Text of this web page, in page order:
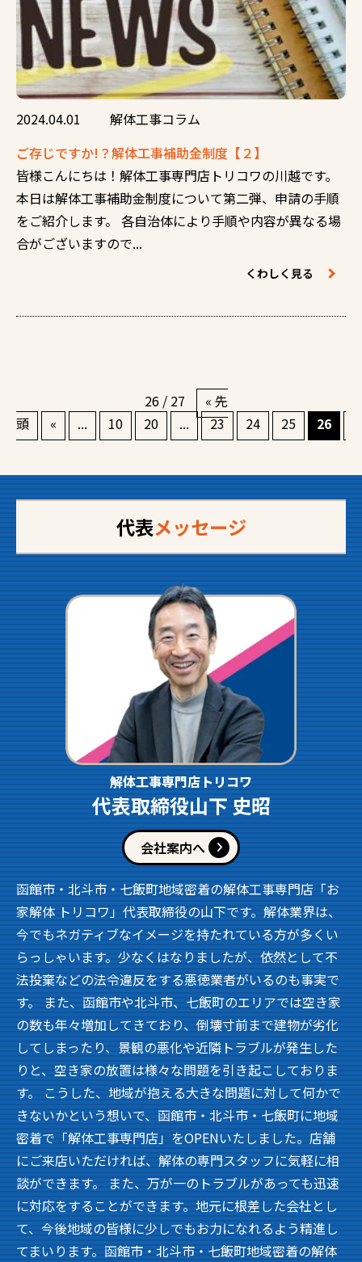
2024.04.01
解体工事コラム
ご存じですか!？解体工事補助金制度【２】
皆様こんにちは！解体工事専門店トリコワの川越です。
本日は解体工事補助金制度について第二弾、申請の手順
をご紹介します。 各自治体により手順や内容が異なる場
合がございますので...
くわしく見る
26 / 27
« 先
頭
« ... 10 20 ... 23 24 25 26
代表メッセージ
函館市・北斗市・七飯町地域密着の解体工事専門店「お
家解体 トリコワ」代表取締役の山下です。解体業界は、
今でもネガティブなイメージを持たれている方が多くい
らっしゃいます。少なくはなりましたが、依然として不
法投棄などの法令違反をする悪徳業者がいるのも事実で
す。 また、函館市や北斗市、七飯町のエリアでは空き家
の数も年々増加してきており、倒壊寸前まで建物が劣化
してしまったり、景観の悪化や近隣トラブルが発生した
りと、空き家の放置は様々な問題を引き起こしておりま
す。 こうした、地域が抱える大きな問題に対して何かで
きないかという想いで、函館市・北斗市・七飯町に地域
密着で「解体工事専門店」をOPENいたしました。店舗
にご来店いただければ、解体の専門スタッフに気軽に相
談ができます。 また、万が一のトラブルがあっても迅速
に対応をすることができます。地元に根差した会社とし
て、今後地域の皆様に少しでもお力になれるよう精進し
てまいります。函館市・北斗市・七飯町地域密着の解体
解体工事専門店トリコワ
代表取締役山下 史昭
会社案内へ